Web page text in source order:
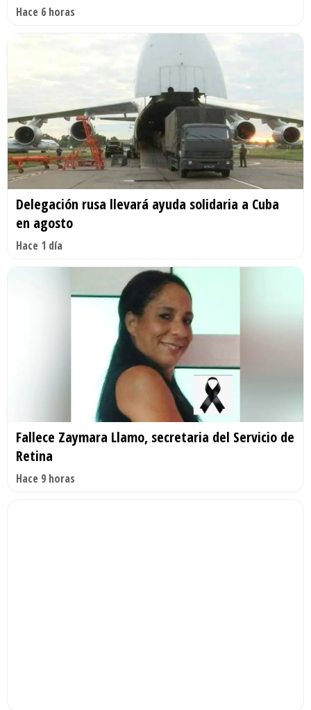
Hace 6 horas
Delegación rusa llevará ayuda solidaria a Cuba
en agosto
Hace 1 día
Fallece Zaymara Llamo, secretaria del Servicio de
Retina
Hace 9 horas